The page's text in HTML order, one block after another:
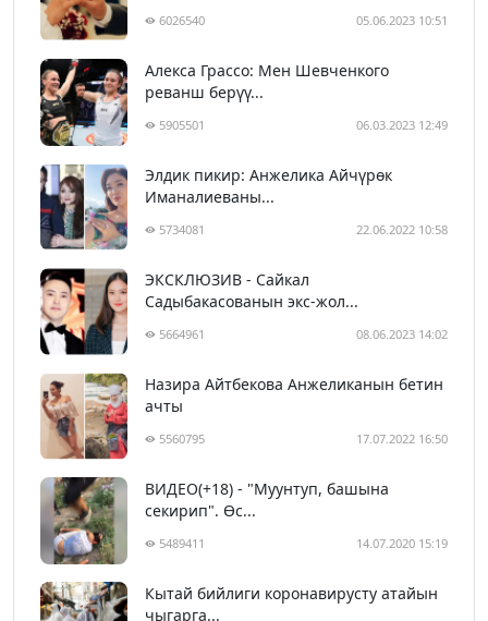
6026540 05.06.2023 10:51
Алекса Грассо: Мен Шевченкого
реванш берүү...
5905501 06.03.2023 12:49
Элдик пикир: Анжелика Айчүрөк
Иманалиеваны...
5734081 22.06.2022 10:58
ЭКСКЛЮЗИВ - Сайкал
Садыбакасованын экс-жол...
5664961 08.06.2023 14:02
Назира Айтбекова Анжеликанын бетин
ачты
5560795 17.07.2022 16:50
ВИДЕО(+18) - "Муунтуп, башына
секирип". Өс...
5489411 14.07.2020 15:19
Кытай бийлиги коронавирусту атайын
чыгарга...